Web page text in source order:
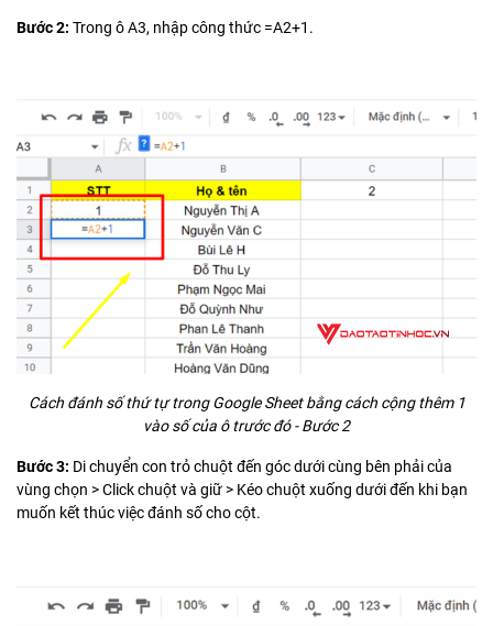
Bước 2: Trong ô A3, nhập công thức =A2+1.
Cách đánh số thứ tự trong Google Sheet bằng cách cộng thêm 1
vào số của ô trước đó - Bước 2
Bước 3: Di chuyển con trỏ chuột đến góc dưới cùng bên phải của
vùng chọn > Click chuột và giữ > Kéo chuột xuống dưới đến khi bạn
muốn kết thúc việc đánh số cho cột.